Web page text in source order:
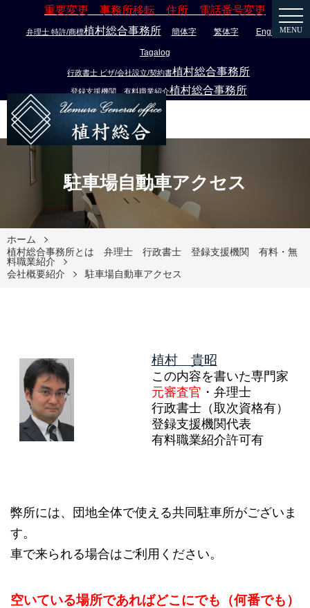
重要変更 事務所移転 住所 電話番号変更
弁理士 特許/商標植村総合事務所 簡体字 繁体字 English
Tagalog
行政書士 ビザ/会社設立/契約書植村総合事務所
登録支援機関 有料職業紹介植村総合事務所
MENU
駐車場自動車アクセス
ホーム
植村総合事務所とは 弁理士 行政書士 登録支援機関 有料・無
料職業紹介
会社概要紹介
駐車場自動車アクセス
植村 貴昭
この内容を書いた専門家
元審査官 ・弁理士
行政書士（取次資格有）
登録支援機関代表
有料職業紹介許可有
弊所には、団地全体で使える共同駐車所がございま
す。
車で来られる場合はご利用ください。
空いている場所であればどこにでも（何番でも）